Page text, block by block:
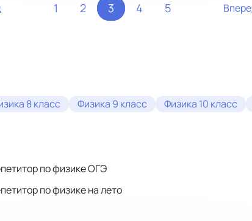
1 2 3 4 5
8 класс Физика 9 класс Физика 10 класс
по физике ОГЭ
по физике на лето